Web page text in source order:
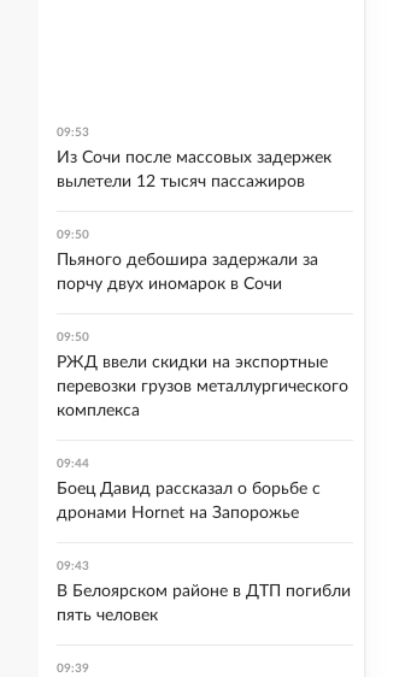
09:53
Из Сочи после массовых задержек
вылетели 12 тысяч пассажиров
09:50
Пьяного дебошира задержали за
порчу двух иномарок в Сочи
09:50
РЖД ввели скидки на экспортные
перевозки грузов металлургического
комплекса
09:44
Боец Давид рассказал о борьбе с
дронами Hornet на Запорожье
09:43
В Белоярском районе в ДТП погибли
пять человек
09:39